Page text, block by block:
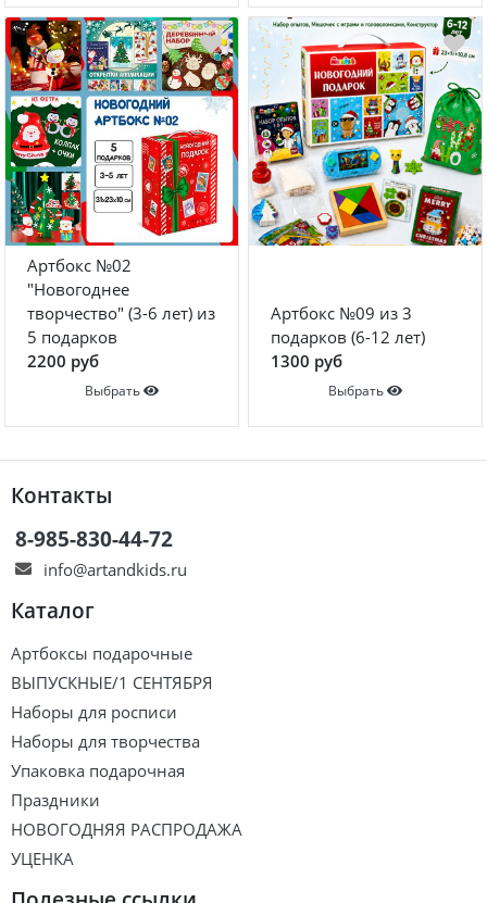
Артбокс №02
"Новогоднее
творчество" (3-6 лет) из
5 подарков
2200 руб
Выбрать
Артбокс №09 из 3
подарков (6-12 лет)
1300 руб
Выбрать
Контакты
8-985-830-44-72
info@artandkids.ru
Каталог
Артбоксы подарочные
ВЫПУСКНЫЕ/1 СЕНТЯБРЯ
Наборы для росписи
Наборы для творчества
Упаковка подарочная
Праздники
НОВОГОДНЯЯ РАСПРОДАЖА
УЦЕНКА